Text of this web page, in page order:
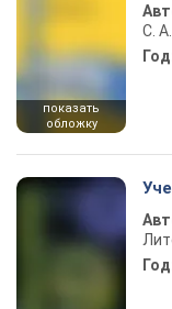
показать
обложку
С.